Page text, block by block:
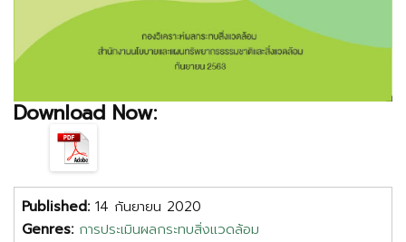
Download Now:
Published: 14 กันยายน 2020
Genres: การประเมินผลกระทบสิ่งแวดล้อม